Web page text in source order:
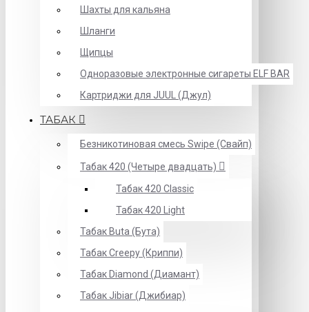
Шахты для кальяна
Шланги
Щипцы
Одноразовые электронные сигареты ELF BAR
Картриджи для JUUL (Джул)
ТАБАК
Безникотиновая смесь Swipe (Свайп)
Табак 420 (Четыре двадцать)
Табак 420 Classic
Табак 420 Light
Табак Buta (Бута)
Табак Creepy (Криппи)
Табак Diamond (Диамант)
Табак Jibiar (Джибиар)